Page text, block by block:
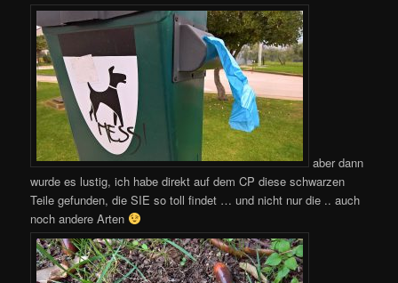
aber dann
wurde es lustig, ich habe direkt auf dem CP diese schwarzen
Teile gefunden, die SIE so toll findet … und nicht nur die .. auch
noch andere Arten